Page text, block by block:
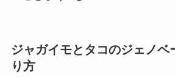
ジャガイモとタコのジェノベ
り方